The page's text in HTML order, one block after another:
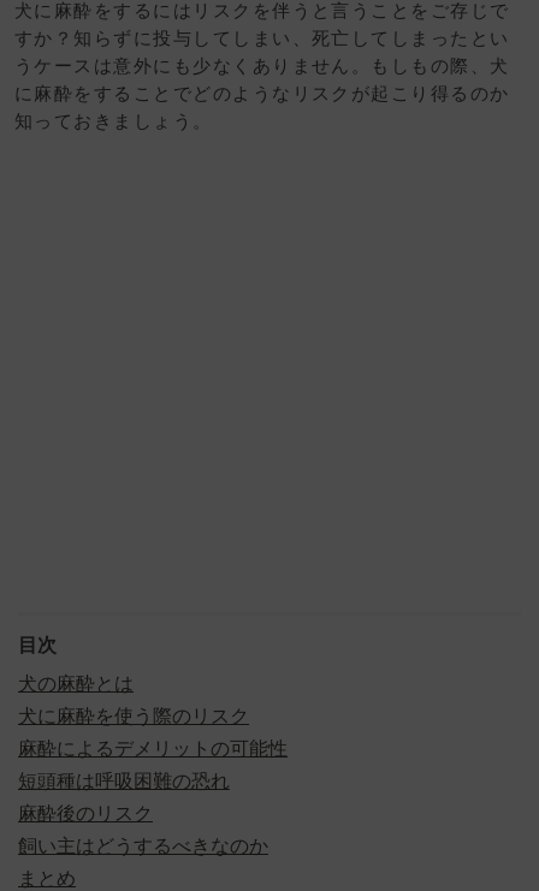
犬に麻酔をするにはリスクを伴うと言うことをご存じで
すか？知らずに投与してしまい、死亡してしまったとい
うケースは意外にも少なくありません。もしもの際、犬
に麻酔をすることでどのようなリスクが起こり得るのか
知っておきましょう。
目次
犬の麻酔とは
犬に麻酔を使う際のリスク
麻酔によるデメリットの可能性
短頭種は呼吸困難の恐れ
麻酔後のリスク
飼い主はどうするべきなのか
まとめ